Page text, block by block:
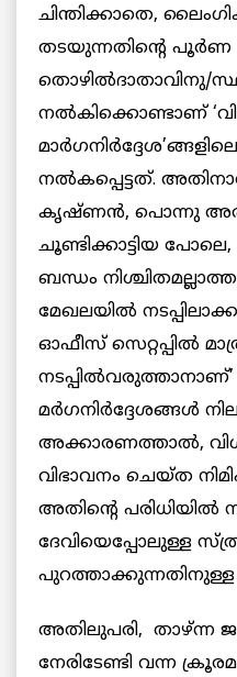
ചിന്തിക്കാതെ,
തടയുന്നതിന്റെ പൂര്‍ണ
തൊഴില്‍ദാതാവിനു/
നല്‍കിക്കൊണ്ടാണ്
നല്‍കപ്പെട്ടത്.
കൃഷ്ണന്‍, പൊന്നു
ചൂണ്ടിക്കാട്ടിയ പോലെ,
ബന്ധം
മേഖലയില്‍
ഓഫീസ് സെറ്റപ്പില്‍
മര്‍ഗനിര്‍ദ്ദേശങ്ങള്‍
അക്കാരണത്താല്‍,
വിഭാവനം ചെയ്ത
അതിന്റെ പരിധിയില്‍
ദേവിയെപ്പോലുള്ള
പുറത്താക്കുന്നതിനുള്ള
അതിലുപരി, താഴ്ന്ന
നേരിടേണ്ടി വന്ന